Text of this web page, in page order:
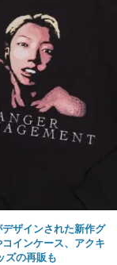
ザインされた新作グ
インケース、アクキ
ズの再販も